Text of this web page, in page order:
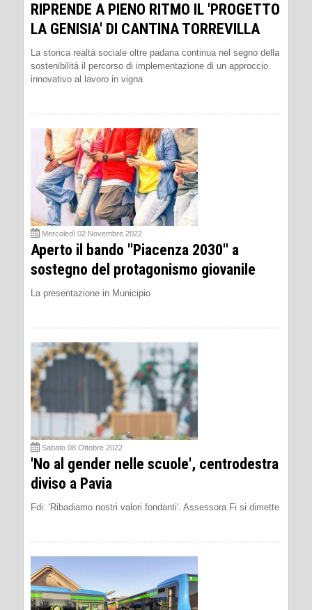
RIPRENDE A PIENO RITMO IL 'PROGETTO
LA GENISIA' DI CANTINA TORREVILLA
La storica realtà sociale oltre padana continua nel segno della
sostenibilità il percorso di implementazione di un approccio
innovativo al lavoro in vigna
Mercoledì 02 Novembre 2022
Aperto il bando ''Piacenza 2030'' a
sostegno del protagonismo giovanile
La presentazione in Municipio
Sabato 08 Ottobre 2022
'No al gender nelle scuole', centrodestra
diviso a Pavia
Fdi: 'Ribadiamo nostri valori fondanti'. Assessora Fi si dimette